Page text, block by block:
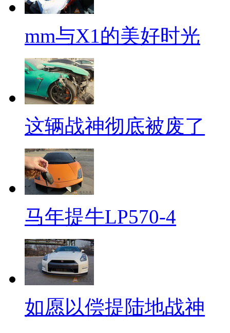
mm与X1的美好时光
这辆战神彻底被废了
马年提牛LP570-4
如愿以偿提陆地战神